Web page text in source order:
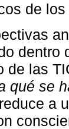
de
dentro
de las
qué se
a